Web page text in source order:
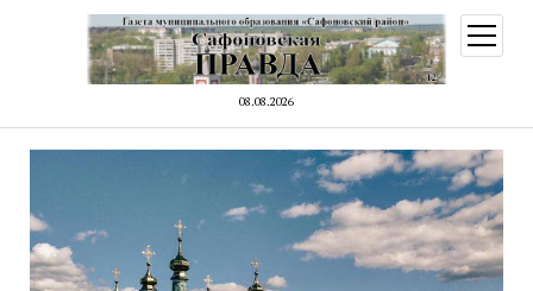
08.08.2026
меню